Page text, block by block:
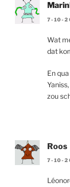
7-10-
Wat
dat
En
zou
Roos
7-10-